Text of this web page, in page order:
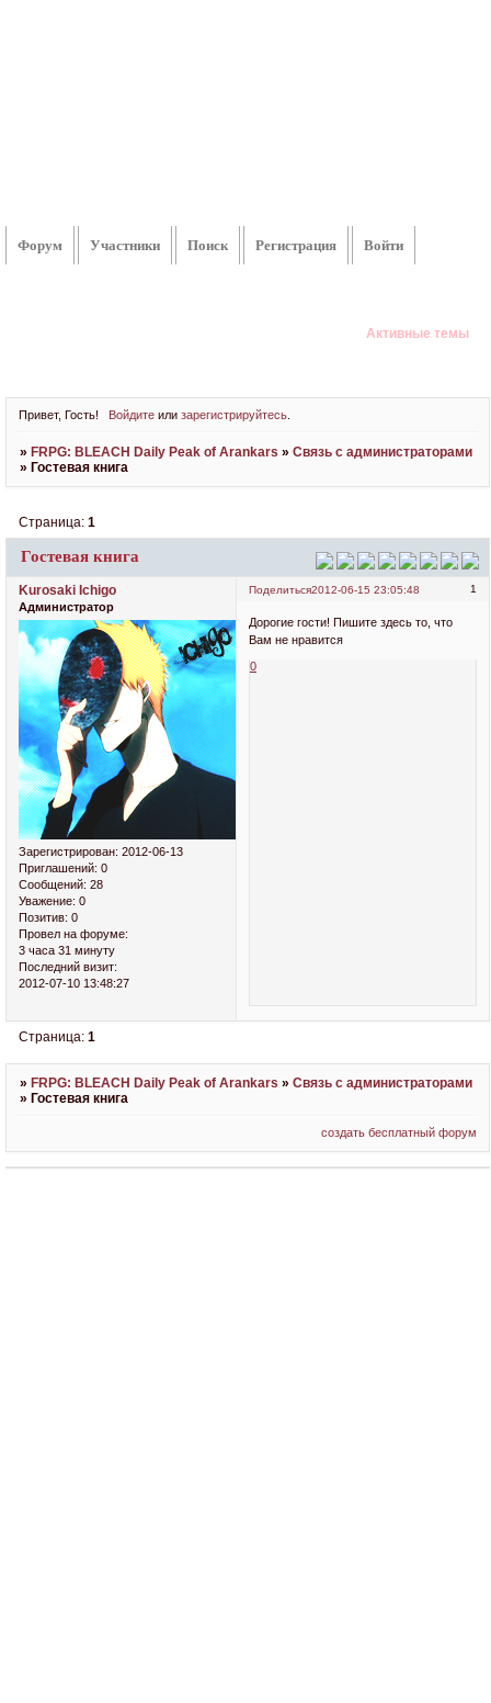
Форум Участники Поиск Регистрация Войти
Активные темы
Привет, Гость! Войдитеили зарегистрируйтесь.
»FRPG: BLEACH Daily Peak of Arankars »Связь с администраторами
»Гостевая книга
Гостевая книга
Страница:1
Поделиться 1
2012-06-15 23:05:48
Kurosaki Ichigo
Администратор
Зарегистрирован: 2012-06-13
Приглашений: 0
Сообщений: 28
Уважение: 0
Позитив: 0
Провел на форуме:
3 часа 31 минуту
Последний визит:
2012-07-10 13:48:27
Дорогие гости! Пишите здесь то, что
Вам не нравится
0
Страница:1
» FRPG: BLEACH Daily Peak of Arankars »Связь с администраторами
» Гостевая книга
создать бесплатный форум